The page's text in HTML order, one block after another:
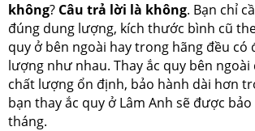
không? Câu trả lời là không. Bạn chỉ
đúng dung lượng, kích thước bình cũ
quy ở bên ngoài hay trong hãng đều có
lượng như nhau. Thay ắc quy bên ngoài
chất lượng ổn định, bảo hành dài hơn
bạn thay ắc quy ở Lâm Anh sẽ được
tháng.